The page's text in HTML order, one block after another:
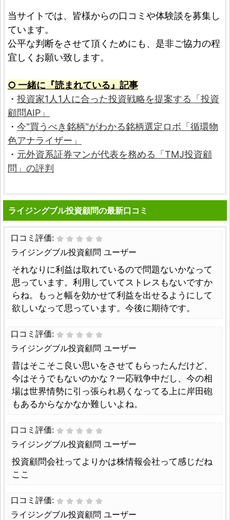
当サイトでは、皆様からの口コミや体験談を募集し
ています。
公平な判断をさせて頂くためにも、是非ご協力の程
宜しくお願い致します。
○ 一緒に『読まれている』記事
・ 投資家1人1人に合った投資戦略を提案する「投資
顧問AIP」
・ 今"買うべき銘柄"がわかる銘柄選定ロボ「循環物
色アナライザー」
・ 元外資系証券マンが代表を務める「TMJ投資顧
問」の評判
ライジングブル投資顧問の最新口コミ
口コミ評価:
ライジングブル投資顧問 ユーザー
それなりに利益は取れているので問題ないかなって
思っています。利用していてストレスもないですか
らね。もっと幅を効かせて利益を出せるようにして
欲しいなって思っています。今後に期待です。
口コミ評価:
ライジングブル投資顧問 ユーザー
昔はそこそこ良い思いをさせてもらったんだけど、
今はそうでもないのかな？一応戦争中だし、今の相
場は世界情勢に引っ張られ易くなってる上に岸田砲
もあるからなかなか難しいよね。
口コミ評価:
ライジングブル投資顧問 ユーザー
投資顧問会社ってよりかは株情報会社って感じだね
ここ
口コミ評価:
ライジングブル投資顧問 ユーザー